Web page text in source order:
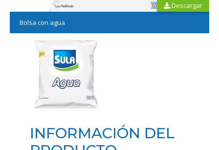
Bolsa con agua
Descargar
INFORMACIÓN DEL